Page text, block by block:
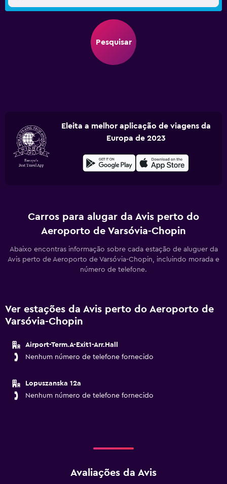
Pesquisar
Eleita a melhor aplicação de viagens da
Europa de 2023
Carros para alugar da Avis perto do
Aeroporto de Varsóvia-Chopin
Abaixo encontras informação sobre cada estação de aluguer da
Avis perto de Aeroporto de Varsóvia-Chopin, incluindo morada e
número de telefone.
Ver estações da Avis perto do Aeroporto de
Varsóvia-Chopin
Airport-Term.A-Exit1-Arr.Hall
Nenhum número de telefone fornecido
Lopuszanska 12a
Nenhum número de telefone fornecido
Avaliações da Avis